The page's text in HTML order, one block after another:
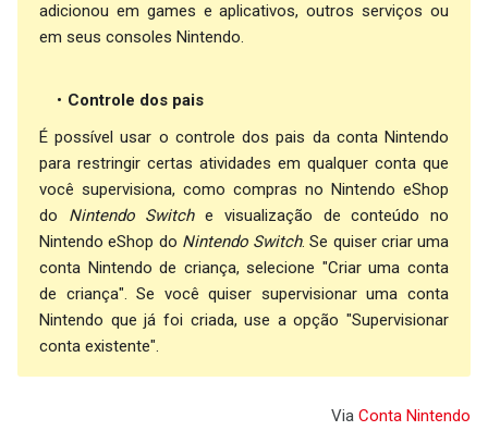
adicionou em games e aplicativos, outros serviços ou
em seus consoles Nintendo.
Controle dos pais
É possível usar o controle dos pais da conta Nintendo
para restringir certas atividades em qualquer conta que
você supervisiona, como compras no Nintendo eShop
do Nintendo Switche visualização de conteúdo no
Nintendo eShop do Nintendo Switch. Se quiser criar uma
conta Nintendo de criança, selecione "Criar uma conta
de criança". Se você quiser supervisionar uma conta
Nintendo que já foi criada, use a opção "Supervisionar
conta existente".
Via Conta Nintendo